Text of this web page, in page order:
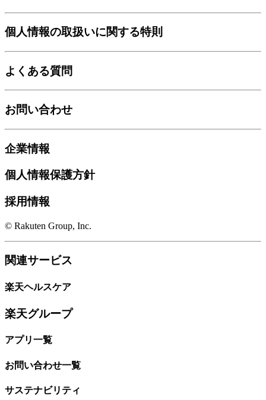
個人情報の取扱いに関する特則
よくある質問
お問い合わせ
企業情報
個人情報保護方針
採用情報
© Rakuten Group, Inc.
関連サービス
楽天ヘルスケア
楽天グループ
アプリ一覧
お問い合わせ一覧
サステナビリティ